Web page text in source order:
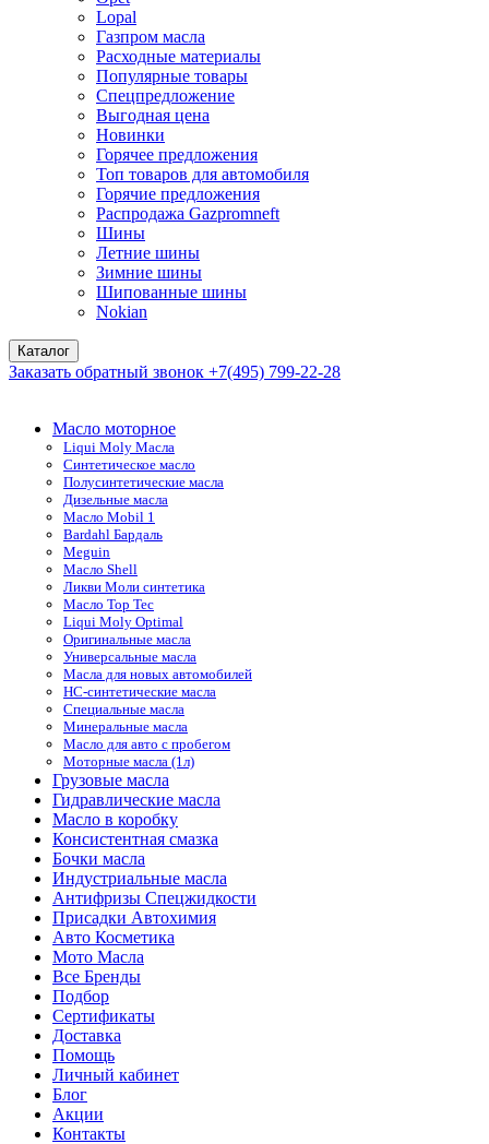
Lopal
Газпром масла
Расходные материалы
Популярные товары
Спецпредложение
Выгодная цена
Новинки
Горячее предложения
Топ товаров для автомобиля
Горячие предложения
Распродажа Gazpromneft
Шины
Летние шины
Зимние шины
Шипованные шины
Nokian
Каталог
Заказать обратный звонок +7(495) 799-22-28
Масло моторное
Liqui Moly Масла
Синтетическое масло
Полусинтетические масла
Дизельные масла
Масло Mobil 1
Bardahl Бардаль
Meguin
Масло Shell
Ликви Моли синтетика
Масло Top Tec
Liqui Moly Optimal
Оригинальные масла
Универсальные масла
Масла для новых автомобилей
HC-синтетические масла
Специальные масла
Минеральные масла
Масло для авто с пробегом
Моторные масла (1л)
Грузовые масла
Гидравлические масла
Масло в коробку
Консистентная смазка
Бочки масла
Индустриальные масла
Антифризы Спецжидкости
Присадки Автохимия
Авто Косметика
Мото Масла
Все Бренды
Подбор
Сертификаты
Доставка
Помощь
Личный кабинет
Блог
Акции
Контакты